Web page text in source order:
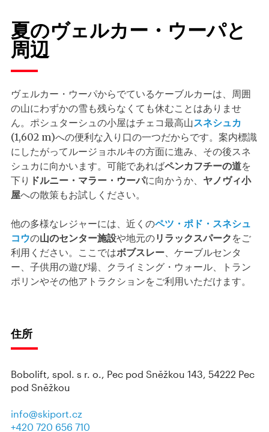
夏のヴェルカー・ウーパと
周辺
ヴェルカー・ウーパからでているケーブルカーは、周囲
の山にわずかの雪も残らなくても休むことはありませ
ん。ポシュターシュの小屋はチェコ最高山スネシュカ
(1,602 m)への便利な入り口の一つだからです。案内標識
にしたがってルージョホルキの方面に進み、その後スネ
シュカに向かいます。可能であればペンカフチーの道を
下り ドルニー・マラー・ウーパに向かうか、 ヤノヴィ小
屋への散策もお試しください。
他の多様なレジャーには、近くのペツ・ポド・スネシュ
コウの山のセンター施設や地元のリラックスパーク をご
利用ください。ここではボブスレー、ケーブルセンタ
ー、子供用の遊び場、クライミング・ウォール、トラン
ポリンやその他アトラクションをご利用いただけます。
住所
Bobolift, spol. s r. o., Pec pod Sněžkou 143, 54222 Pec
pod Sněžkou
info@skiport.cz
+420 720 656 710